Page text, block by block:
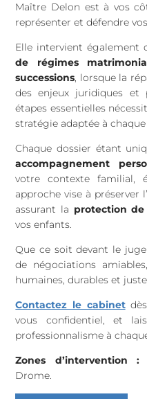
Maître Delon est à vos
représenter et défendre
Elle intervient également
de régimes
successions, lorsque la
des enjeux juridiques et
étapes essentielles
stratégie adaptée à
Chaque dossier étant
accompagnement
votre contexte familial,
approche vise à préserver
assurant la protection
vos enfants.
Que ce soit devant le
de négociations
humaines, durables et
Contactez le cabinetdès
vous confidentiel, et
professionnalisme à
Zones d’intervention :
Drome.